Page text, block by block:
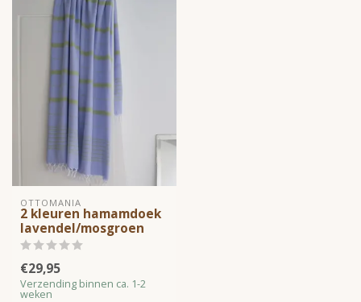
OTTOMANIA
2 kleuren hamamdoek
lavendel/mosgroen
€29,95
Verzending binnen ca. 1-2
weken